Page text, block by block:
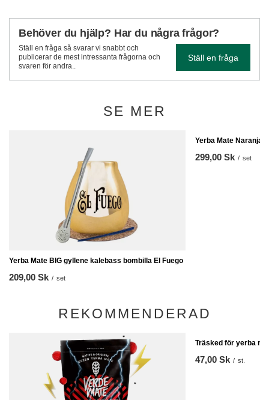
Behöver du hjälp? Har du några frågor?
Ställ en fråga så svarar vi snabbt och
publicerar de mest intressanta frågorna och
svaren för andra..
Ställ en fråga
SE MER
Yerba Mate BIG gyllene kalebass bombilla El Fuego
209,00 Sk / set
Yerba Mate Naranja
299,00 Sk / set
REKOMMENDERAD
Träsked för yerba
47,00 Sk / st.